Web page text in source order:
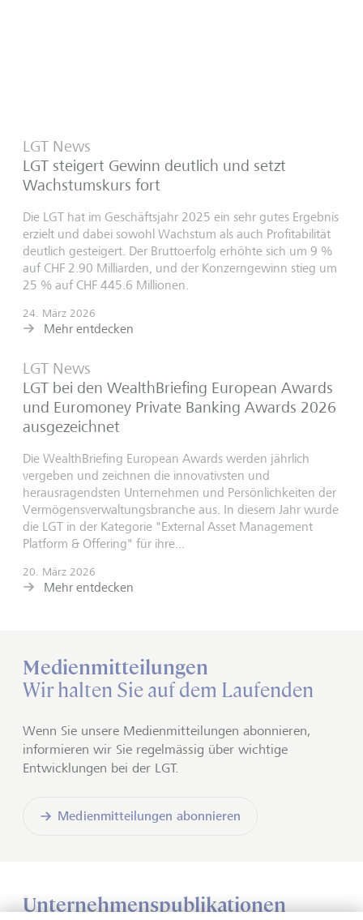
LGT News
LGT steigert Gewinn deutlich und setzt
Wachstumskurs fort
Die LGT hat im Geschäftsjahr 2025 ein sehr gutes Ergebnis
erzielt und dabei sowohl Wachstum als auch Profitabilität
deutlich gesteigert. Der Bruttoerfolg erhöhte sich um 9 %
auf CHF 2.90 Milliarden, und der Konzerngewinn stieg um
25 % auf CHF 445.6 Millionen.
24. März 2026
Mehr entdecken
LGT News
LGT bei den WealthBriefing European Awards
und Euromoney Private Banking Awards 2026
ausgezeichnet
Die WealthBriefing European Awards werden jährlich
vergeben und zeichnen die innovativsten und
herausragendsten Unternehmen und Persönlichkeiten der
Vermögensverwaltungsbranche aus. In diesem Jahr wurde
die LGT in der Kategorie "External Asset Management
Platform & Offering" für ihre...
20. März 2026
Mehr entdecken
Medienmitteilungen
Wir halten Sie auf dem Laufenden
Wenn Sie unsere Medienmitteilungen abonnieren,
informieren wir Sie regelmässig über wichtige
Entwicklungen bei der LGT.
Medienmitteilungen abonnieren
Unternehmenspublikationen